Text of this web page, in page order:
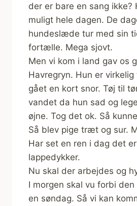
der er bare en sang
muligt hele dagen. De
hundeslæde tur med sin
fortælle. Mega sjovt.
Men vi kom i land gav os
Havregryn. Hun er
gået en kort snor. Tøj til
vandet da hun sad og
øjne. Tog det ok. Så
Så blev pige træt og sur.
Har set en ren i dag det
lappedykker.
Nu skal der arbejdes og
I morgen skal vu forbi
en søndag. Så vi kan